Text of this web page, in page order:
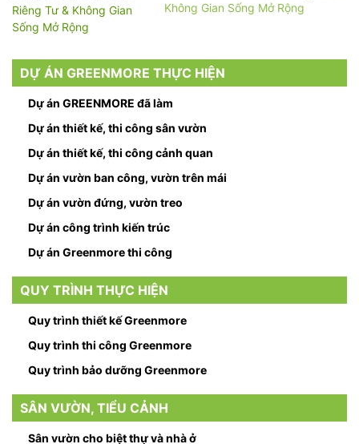
Không Gian Sống Mở Rộng
DỰ ÁN GREENMORE THỰC HIỆN
Dự án GREENMORE đã làm
Dự án thiết kế, thi công sân vườn
Dự án thiết kế, thi công cảnh quan
Dự án vườn ban công, vườn trên mái
Dự án vườn đứng, vườn treo
Dự án công trình kiến trúc
Dự án Greenmore thi công
QUY TRÌNH THỰC HIỆN
Quy trình thiết kế Greenmore
Quy trình thi công Greenmore
Quy trình bảo dưỡng Greenmore
SÂN VƯỜN, TIỂU CẢNH
Sân vườn cho biệt thự và nhà ở